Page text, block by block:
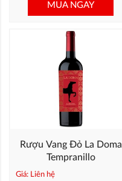
MUA NGAY
Rượu Vang Đỏ La Doma
Tempranillo
Giá: Liên hệ